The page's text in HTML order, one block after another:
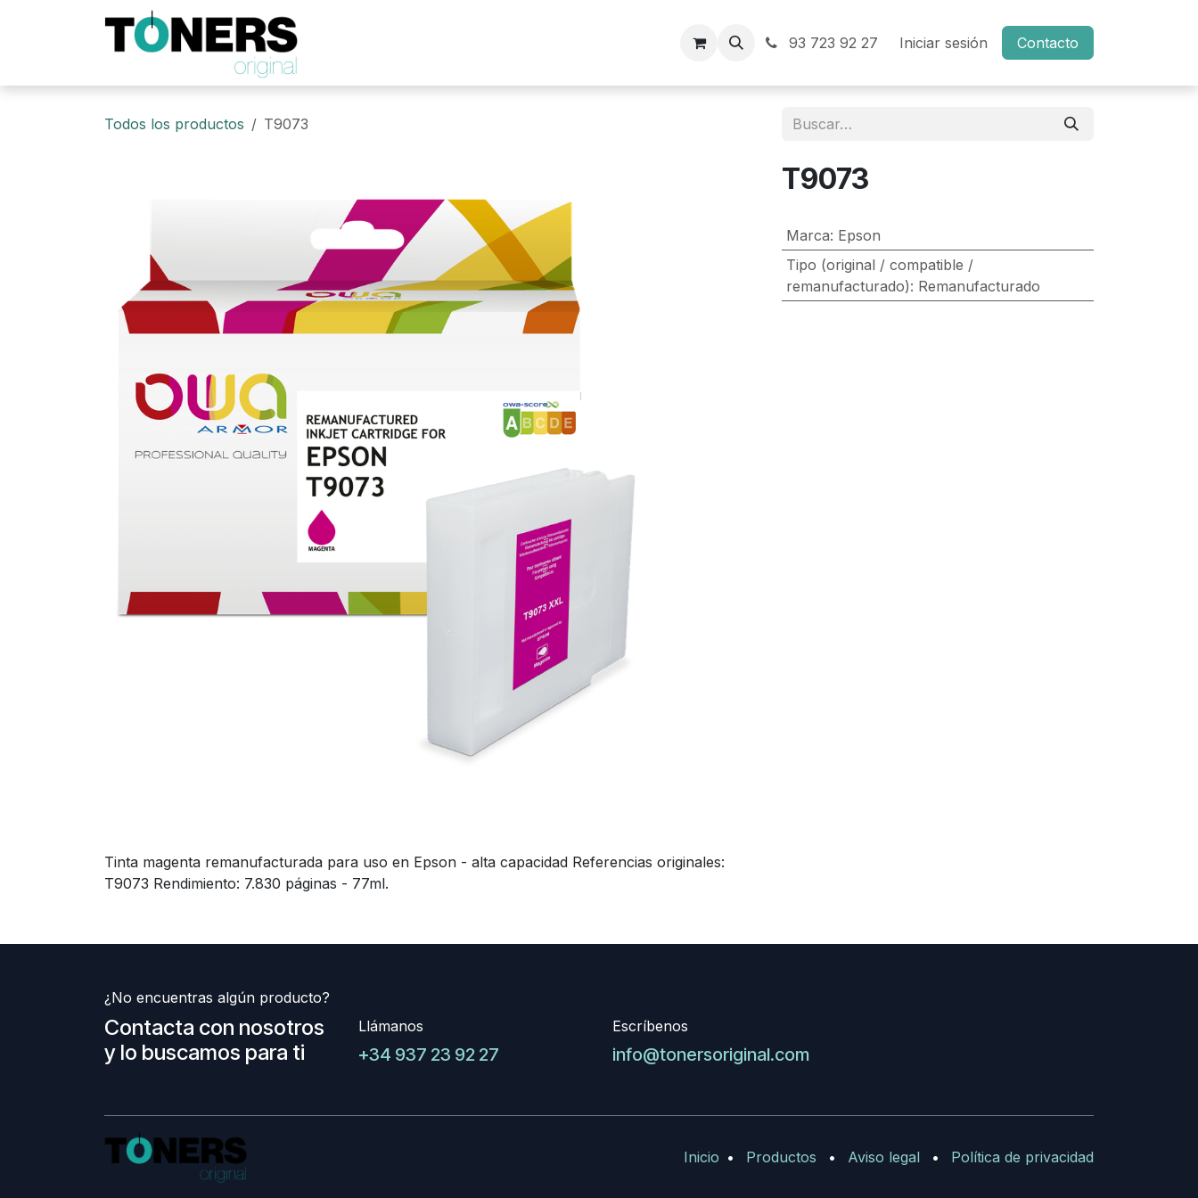
93 723 92 27 Iniciar sesión Contacto
Todos los productos T9073
Tinta magenta remanufacturada para uso en Epson - alta capacidad Referencias originales:
T9073 Rendimiento: 7.830 páginas - 77ml.
T9073
Marca: Epson
Tipo (original / compatible /
remanufacturado): Remanufacturado
¿No encuentras algún producto?
Contacta con nosotros
y lo buscamos para ti
Llámanos
+34 937 23 92 27
Escríbenos
info@tonersoriginal.com
Inicio • Productos • Aviso legal • Política de privacidad